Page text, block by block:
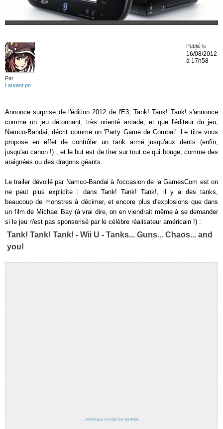
Par
Laurent pn
Publié le
16/08/2012
à 17h58
Annonce surprise de l'édition 2012 de l'E3, Tank! Tank! Tank! s'annonce
comme un jeu détonnant, très orienté arcade, et que l'éditeur du jeu,
Namco-Bandai, décrit comme un 'Party Game de Combat'. Le titre vous
propose en effet de contrôler un tank armé jusqu'aux dents (enfin,
jusqu'au canon !) , et le but est de tirer sur tout ce qui bouge, comme des
araignées ou des dragons géants.
Le trailer dévoilé par Namco-Bandai à l'occasion de la GamesCom est on
ne peut plus explicite : dans Tank! Tank! Tank!, il y a des tanks,
beaucoup de monstres à décimer, et encore plus d'explosions que dans
un film de Michael Bay (à vrai dire, on en viendrait même à se demander
si le jeu n'est pas sponsorisé par le célèbre réalisateur américain !) :
Tank! Tank! Tank! - Wii U - Tanks... Guns... Chaos... and
you!
› Retrouvez la vidéo sur YouTube